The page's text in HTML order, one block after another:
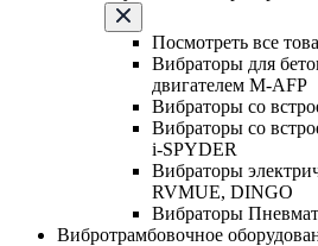
Посмотреть все
Вибраторы для
двигателем M-AFP
Вибраторы со
Вибраторы со
i-SPYDER
Вибраторы
RVMUE, DINGO
Вибраторы
Вибротрамбовочное